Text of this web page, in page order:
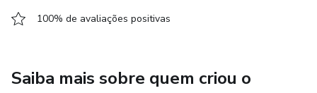
100% de avaliações positivas
Saiba mais sobre quem criou o